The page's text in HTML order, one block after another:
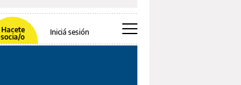
Hacete
socia/o
Iniciá sesión